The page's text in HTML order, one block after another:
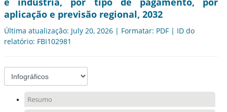
aplicação e previsão regional, 2032
Última atualização: July 20, 2026 | Formatar: PDF | ID do
relatório: FBI102981
Resumo